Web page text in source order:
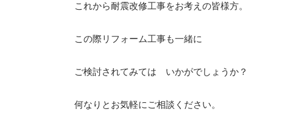
これから耐震改修工事をお考えの皆様方。
この際リフォーム工事も一緒に
ご検討されてみては いかがでしょうか？
何なりとお気軽にご相談ください。